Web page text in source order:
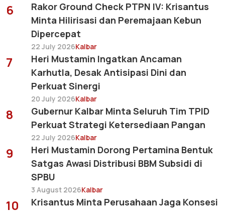
6
Rakor Ground Check PTPN IV: Krisantus
Minta Hilirisasi dan Peremajaan Kebun
Dipercepat
22 July 2026Kalbar
7
Heri Mustamin Ingatkan Ancaman
Karhutla, Desak Antisipasi Dini dan
Perkuat Sinergi
20 July 2026Kalbar
8
Gubernur Kalbar Minta Seluruh Tim TPID
Perkuat Strategi Ketersediaan Pangan
22 July 2026Kalbar
9
Heri Mustamin Dorong Pertamina Bentuk
Satgas Awasi Distribusi BBM Subsidi di
SPBU
3 August 2026Kalbar
10
Krisantus Minta Perusahaan Jaga Konsesi